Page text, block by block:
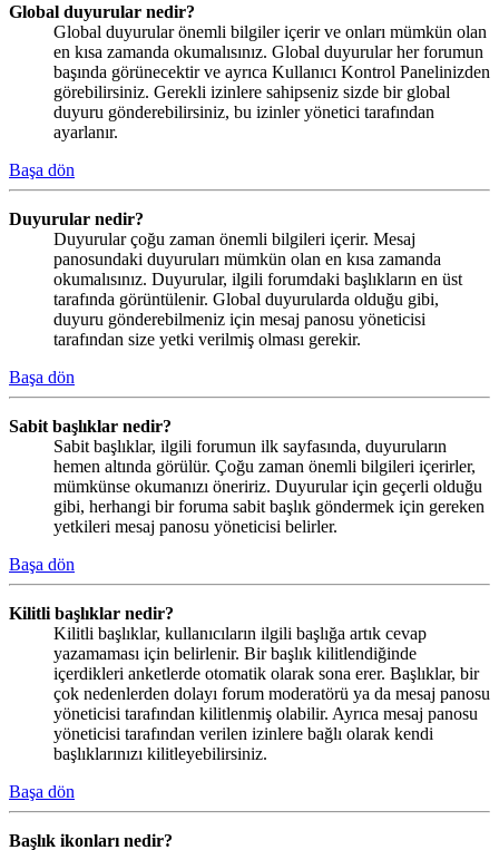
Global duyurular nedir?
Global duyurular önemli bilgiler içerir ve onları mümkün olan
en kısa zamanda okumalısınız. Global duyurular her forumun
başında görünecektir ve ayrıca Kullanıcı Kontrol Panelinizden
görebilirsiniz. Gerekli izinlere sahipseniz sizde bir global
duyuru gönderebilirsiniz, bu izinler yönetici tarafından
ayarlanır.
Başa dön
Duyurular nedir?
Duyurular çoğu zaman önemli bilgileri içerir. Mesaj
panosundaki duyuruları mümkün olan en kısa zamanda
okumalısınız. Duyurular, ilgili forumdaki başlıkların en üst
tarafında görüntülenir. Global duyurularda olduğu gibi,
duyuru gönderebilmeniz için mesaj panosu yöneticisi
tarafından size yetki verilmiş olması gerekir.
Başa dön
Sabit başlıklar nedir?
Sabit başlıklar, ilgili forumun ilk sayfasında, duyuruların
hemen altında görülür. Çoğu zaman önemli bilgileri içerirler,
mümkünse okumanızı öneririz. Duyurular için geçerli olduğu
gibi, herhangi bir foruma sabit başlık göndermek için gereken
yetkileri mesaj panosu yöneticisi belirler.
Başa dön
Kilitli başlıklar nedir?
Kilitli başlıklar, kullanıcıların ilgili başlığa artık cevap
yazamaması için belirlenir. Bir başlık kilitlendiğinde
içerdikleri anketlerde otomatik olarak sona erer. Başlıklar, bir
çok nedenlerden dolayı forum moderatörü ya da mesaj panosu
yöneticisi tarafından kilitlenmiş olabilir. Ayrıca mesaj panosu
yöneticisi tarafından verilen izinlere bağlı olarak kendi
başlıklarınızı kilitleyebilirsiniz.
Başa dön
Başlık ikonları nedir?